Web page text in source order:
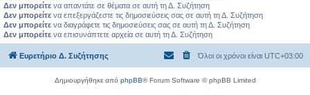
Δεν μπορείτε να απαντάτε σε θέματα σε αυτή τη Δ. Συζήτηση
Δεν μπορείτε να επεξεργάζεστε τις δημοσιεύσεις σας σε αυτή τη Δ. Συζήτηση
Δεν μπορείτε να διαγράφετε τις δημοσιεύσεις σας σε αυτή τη Δ. Συζήτηση
Δεν μπορείτε να επισυνάπτετε αρχεία σε αυτή τη Δ. Συζήτηση
Ευρετήριο Δ. Συζήτησης Όλοι οι χρόνοι είναι UTC+03:00
Δημιουργήθηκε από phpBB® Forum Software © phpBB Limited